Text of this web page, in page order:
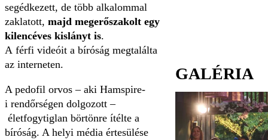
segédkezett, de több alkalommal
zaklatott, majd megerőszakolt egy
kilencéves kislányt is.
A férfi videóit a bíróság megtalálta
az interneten.
A pedofil orvos – aki Hamspire-
i rendőrségen dolgozott –
életfogytiglan börtönre ítélte a
bíróság. A helyi média értesülése
GALÉRIA